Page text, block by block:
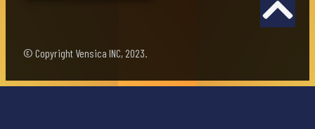
© Copyright Vensica INC, 2023.